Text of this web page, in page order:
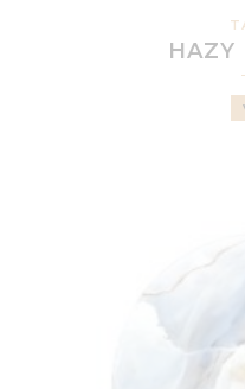
HAZY